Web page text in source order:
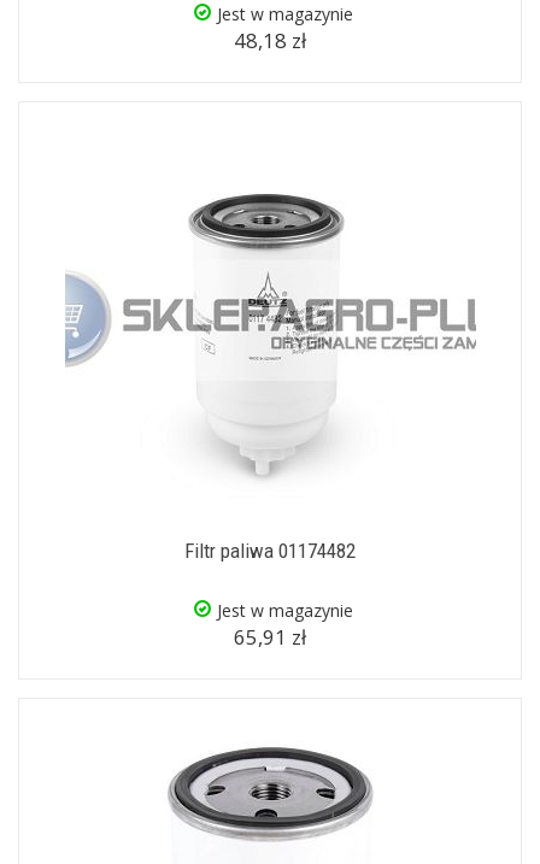
Jest w magazynie
48,18 zł
Filtr paliwa 01174482
Jest w magazynie
65,91 zł